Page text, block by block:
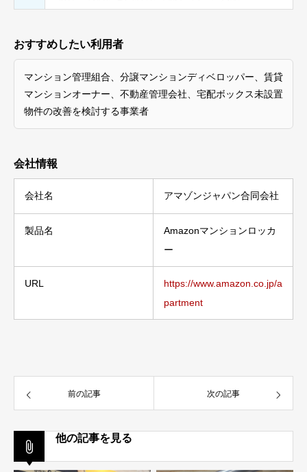
おすすめしたい利用者
マンション管理組合、分譲マンションディベロッパー、賃貸
マンションオーナー、不動産管理会社、宅配ボックス未設置
物件の改善を検討する事業者
会社情報
会社名 アマゾンジャパン合同会社
製品名
Amazonマンションロッカ
ー
URL
https://www.amazon.co.jp/a
partment
前の記事 次の記事
他の記事を見る